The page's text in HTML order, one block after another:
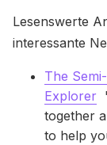
Lesenswerte
interessante
The
Explorer
together
to help